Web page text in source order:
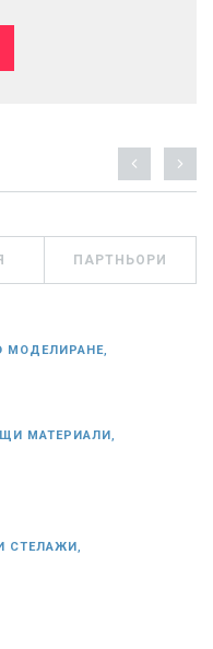
ПАРТНЬОРИ
МОДЕЛИРАНЕ,
МАТЕРИАЛИ,
СТЕЛАЖИ,